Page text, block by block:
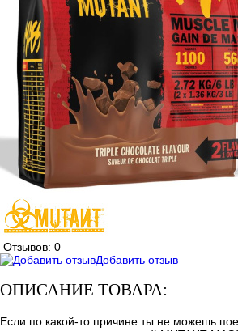
Отзывов: 0
Добавить отзыв
ОПИСАНИЕ ТОВАРА:
Если по какой-то причине ты не можешь